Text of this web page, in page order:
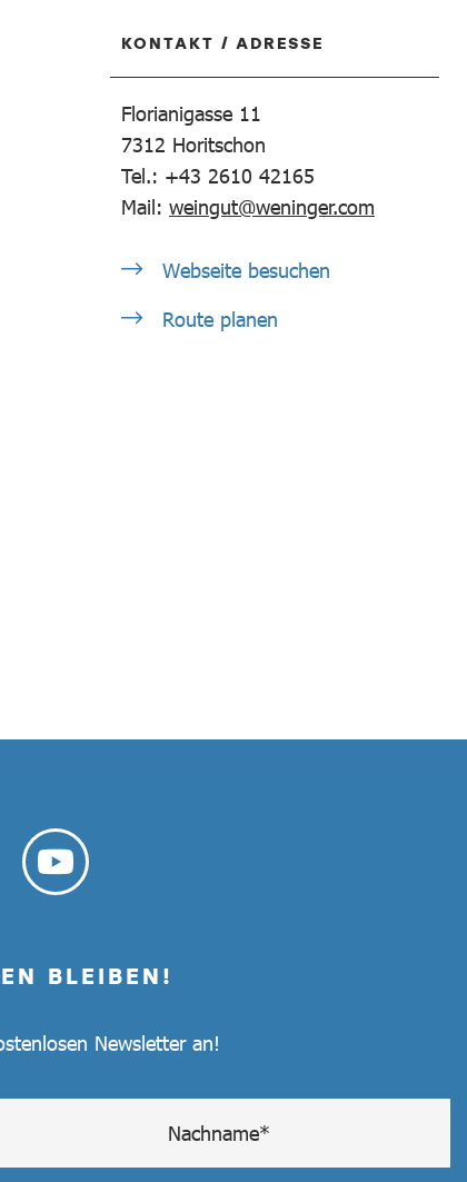
KONTAKT / ADRESSE
Florianigasse 11
7312 Horitschon
Tel.: +43 2610 42165
Mail: weingut@weninger.com
Webseite besuchen
Route planen
BLEIBEN!
Newsletter an!